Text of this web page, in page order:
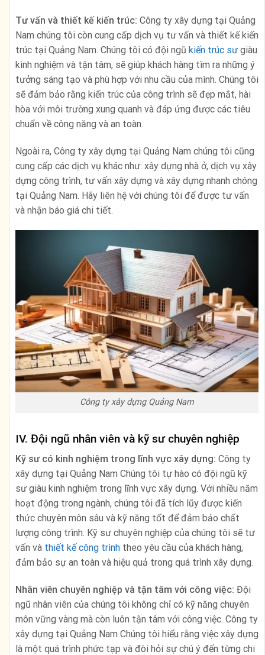
Tư vấn và thiết kế kiến trúc: Công ty xây dựng tại Quảng
Nam chúng tôi còn cung cấp dịch vụ tư vấn và thiết kế kiến
trúc tại Quảng Nam. Chúng tôi có đội ngũ kiến trúc sư giàu
kinh nghiệm và tận tâm, sẽ giúp khách hàng tìm ra những ý
tưởng sáng tạo và phù hợp với nhu cầu của mình. Chúng tôi
sẽ đảm bảo rằng kiến trúc của công trình sẽ đẹp mắt, hài
hòa với môi trường xung quanh và đáp ứng được các tiêu
chuẩn về công năng và an toàn.
Ngoài ra, Công ty xây dựng tại Quảng Nam chúng tôi cũng
cung cấp các dịch vụ khác như: xây dựng nhà ở, dịch vụ xây
dựng công trình, tư vấn xây dựng và xây dựng nhanh chóng
tại Quảng Nam. Hãy liên hệ với chúng tôi để được tư vấn
và nhận báo giá chi tiết.
Công ty xây dựng Quảng Nam
IV. Đội ngũ nhân viên và kỹ sư chuyên nghiệp
Kỹ sư có kinh nghiệm trong lĩnh vực xây dựng: Công ty
xây dựng tại Quảng Nam Chúng tôi tự hào có đội ngũ kỹ
sư giàu kinh nghiệm trong lĩnh vực xây dựng. Với nhiều năm
hoạt động trong ngành, chúng tôi đã tích lũy được kiến
thức chuyên môn sâu và kỹ năng tốt để đảm bảo chất
lượng công trình. Kỹ sư chuyên nghiệp của chúng tôi sẽ tư
vấn và thiết kế công trình theo yêu cầu của khách hàng,
đảm bảo sự an toàn và hiệu quả trong quá trình xây dựng.
Nhân viên chuyên nghiệp và tận tâm với công việc: Đội
ngũ nhân viên của chúng tôi không chỉ có kỹ năng chuyên
môn vững vàng mà còn luôn tận tâm với công việc. Công ty
xây dựng tại Quảng Nam Chúng tôi hiểu rằng việc xây dựng
là một quá trình phức tạp và đòi hỏi sự chú ý đến từng chi